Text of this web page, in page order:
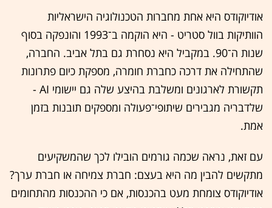
אודיוקודס היא אחת מחברות הטכנולוגיה הישראליות
הוותיקות בוול סטריט - היא הוקמה ב־1993 והונפקה בסוף
שנות ה־90. במקביל היא נסחרת גם בתל אביב. החברה,
שהתחילה את דרכה כחברת חומרה, מספקת כיום פתרונות
תקשורת לארגונים ומשלבת בהיצע שלה גם יישומי AI -
שלדבריה מגבירים שיתופי־פעולה ומספקים תובנות בזמן
אמת.
עם זאת, נראה שכמה גורמים הובילו לכך שהמשקיעים
מתקשים להבין מה היא בעצם: חברת צמיחה או חברת ערך?
אודיוקודס צומחת מעט בהכנסות, אם כי ההכנסות מהתחומים